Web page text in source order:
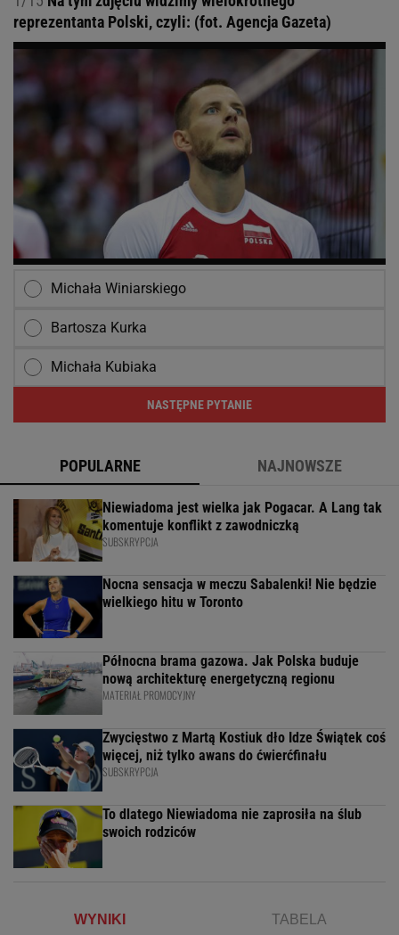
reprezentanta Polski, czyli: (fot. Agencja Gazeta)
Michała Winiarskiego
Bartosza Kurka
Michała Kubiaka
NASTĘPNE PYTANIE
POPULARNE NAJNOWSZE
Niewiadoma jest wielka jak Pogacar. A Lang tak
komentuje konflikt z zawodniczką
SUBSKRYPCJA
Nocna sensacja w meczu Sabalenki! Nie będzie
wielkiego hitu w Toronto
Północna brama gazowa. Jak Polska buduje
nową architekturę energetyczną regionu
MATERIAŁ PROMOCYJNY
Zwycięstwo z Martą Kostiuk dło Idze Świątek coś
więcej, niż tylko awans do ćwierćfinału
SUBSKRYPCJA
To dlatego Niewiadoma nie zaprosiła na ślub
swoich rodziców
WYNIKI TABELA